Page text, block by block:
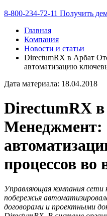
8-800-234-72-11 Получить
Главная
Компания
Новости и статьи
DirectumRX в Арбат
автоматизацию
Дата материала: 18.04.2018
DirectumRX
Менеджмент:
процессов во
Управляющая компания сети
побережья
договорами и проектными